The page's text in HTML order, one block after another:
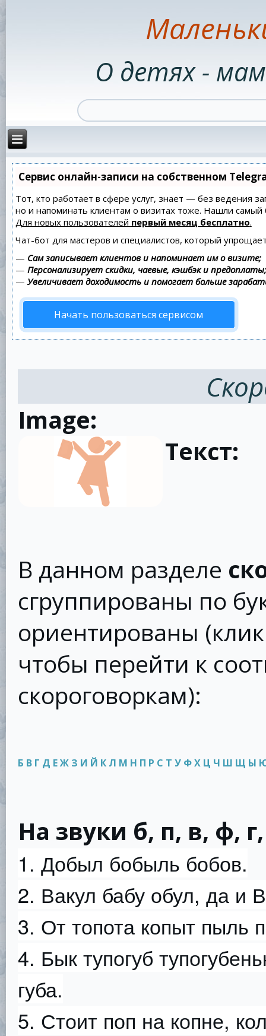
О детях -
Сервис онлайн-записи на собственном
Тот, кто работает в сфере услуг, знает — без ведения
но и напоминать клиентам о визитах тоже. Нашли
Для новых пользователей первый месяц бесплатно.
Чат-бот для мастеров и специалистов, который
— Сам записывает клиентов и напоминает им о визите;
— Персонализирует скидки, чаевые, кэшбэк и предоплаты;
— Увеличивает доходимость и помогает больше
Начать пользоваться сервисом
Image:
Текст:
В данном разделе
сгруппированы по
ориентированы
чтобы перейти к
скороговоркам):
Б В Г Д ЕЖ З И Й К Л М Н П Р С Т У ФХ Ц Ч Ш Щ Ы
На звуки б, п, в, ф,
1. Добыл бобыль бобов.
2. Вакул бабу обул, да и
3. От топота копыт пыль
4. Бык тупогуб
губа.
5. Стоит поп на копне,